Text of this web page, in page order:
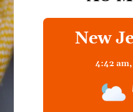
New
4:42